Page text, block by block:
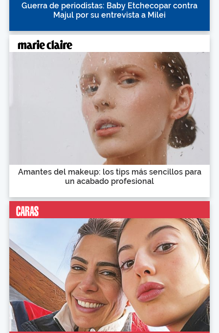
Guerra de periodistas: Baby Etchecopar contra
Majul por su entrevista a Milei
Amantes del makeup: los tips más sencillos para
un acabado profesional